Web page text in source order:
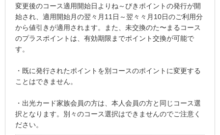
変更後のコース適用開始日よりね～びきポイントの発行が開
始され、適用開始月の翌々月11日～翌々々月10日のご利用分
から値引きが適用されます。また、未交換のた〜まるコース
のプラスポイントは、有効期限までポイント交換が可能で
す。
・既に発行されたポイントを別コースのポイントに変更する
ことはできません。
・出光カード家族会員の方は、本人会員の方と同じコース選
択となります。別々のコース選択はできませんのでご注意く
ださい。